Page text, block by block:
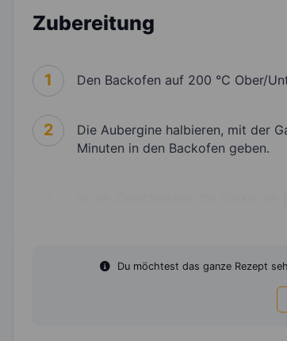
Zubereitung
1 Den Backofen auf 200 °C Ober/
2
Die Aubergine halbieren, mit der
Minuten in den Backofen geben.
Du möchtest das ganze Rezept